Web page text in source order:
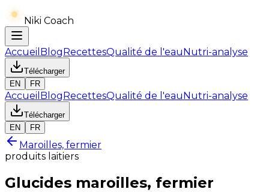
Niki Coach
Accueil BlogRecettesQualité de l'eauNutri-analyse
Télécharger
EN
FR
Accueil BlogRecettesQualité de l'eauNutri-analyse
Télécharger
EN
FR
Maroilles, fermier
produits laitiers
Glucides maroilles, fermier